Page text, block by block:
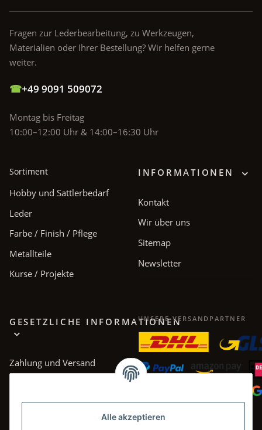
Alle akzeptieren
Fragen zur Lederbearbeitung, zu Werkzeugen,
Materialien oder Ihrer Bestellung? Wir helfen gerne
weiter.
☎+49 9091 509072
Montag bis Freitag
10:00–12:00 Uhr & 14:00–16:30 Uhr
Sortiment
Hobby und Sattlerbedarf
Leder
Farbe / Finish / Pflege
Metallteile
Kurse / Projekte
INFORMATIONEN
Kontakt
Wir über uns
Sitemap
Newsletter
GESETZLICHE INFORMATIONEN
Zahlung und Versand
Datenschutz
UNSERE VERSANDPARTNER